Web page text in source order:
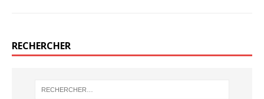
RECHERCHER